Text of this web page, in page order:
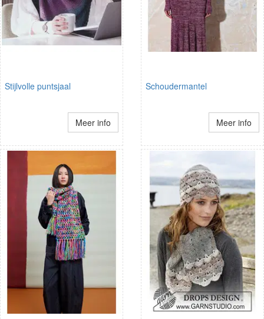
Stijlvolle puntsjaal
Meer info
Schoudermantel
Meer info